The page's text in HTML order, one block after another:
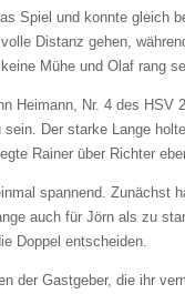
Spiel und konnte gleich
Distanz gehen,
Mühe und Olaf rang
Heimann, Nr. 4 des
Der starke Lange
Rainer über Richter
spannend. Zunächst
auch für Jörn als zu
Doppel entscheiden.
der Gastgeber, die ihr